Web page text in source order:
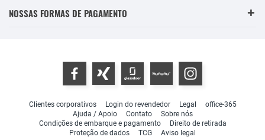
NOSSAS FORMAS DE PAGAMENTO
Clientes corporativos Login do revendedor Legal
office-365
Ajuda / Apoio
Contato
Sobre nós
Condições de embarque e pagamento
Direito de retirada
Proteção de dados
TCG Aviso legal